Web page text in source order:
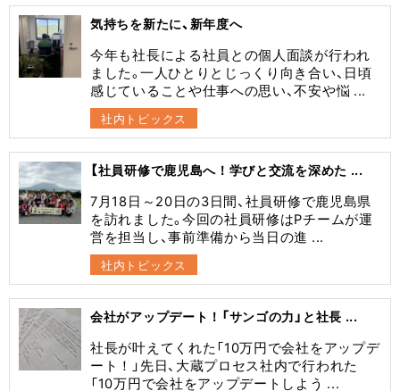
気持ちを新たに、新年度へ
今年も社長による社員との個人面談が行われ
ました。一人ひとりとじっくり向き合い、日頃
感じていることや仕事への思い、不安や悩 ...
社内トピックス
【社員研修で鹿児島へ！学びと交流を深めた ...
7月18日～20日の3日間、社員研修で鹿児島県
を訪れました。今回の社員研修はPチームが運
営を担当し、事前準備から当日の進 ...
社内トピックス
会社がアップデート！「サンゴの力」と社長 ...
社長が叶えてくれた「10万円で会社をアップデ
ート！」先日、大蔵プロセス社内で行われた
「10万円で会社をアップデートしよう ...